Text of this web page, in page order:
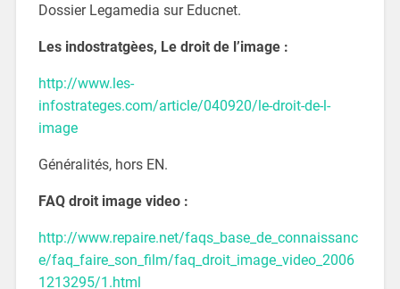
Dossier Legamedia sur Educnet.
Les indostratgèes, Le droit de l’image :
http://www.les-
infostrateges.com/article/040920/le-droit-de-l-
image
Généralités, hors EN.
FAQ droit image video :
http://www.repaire.net/faqs_base_de_connaissanc
e/faq_faire_son_film/faq_droit_image_video_2006
1213295/1.html